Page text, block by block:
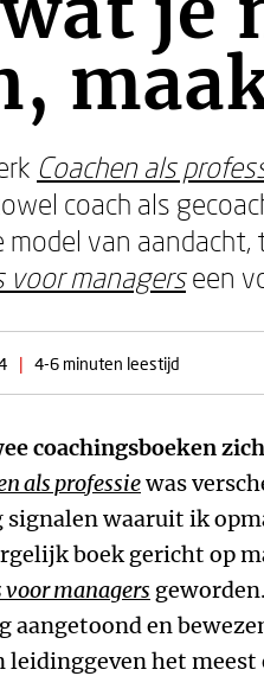
Coachen als
coach als
van
voor managers een
| 4-6 minuten leestijd
coachingsboeken
als professiewas
waaruit ik
boek gericht op
voor managers
aangetoond en
leidinggeven het